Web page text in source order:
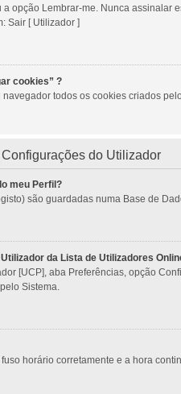
opção Lembrar-me. Nunca assinalar
Sair [ Utilizador ]
cookies” ?
navegador todos os cookies criados
do Utilizador
meu Perfil?
são guardadas numa Base de
da Lista de Utilizadores
[UCP], aba Preferências, opção
Sistema.
horário corretamente e a hora